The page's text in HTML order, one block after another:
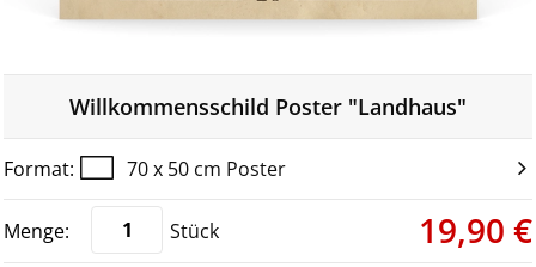
Willkommensschild Poster "Landhaus"
70 x 50 cm Poster
Stück 19,90 €